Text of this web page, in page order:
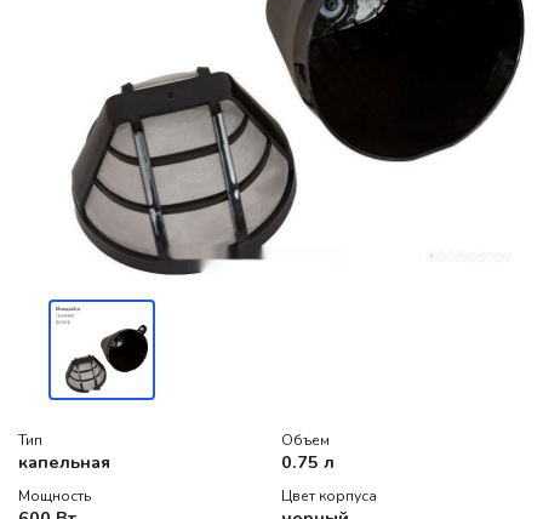
Тип
капельная
Объем
0.75 л
Мощность Цвет корпуса